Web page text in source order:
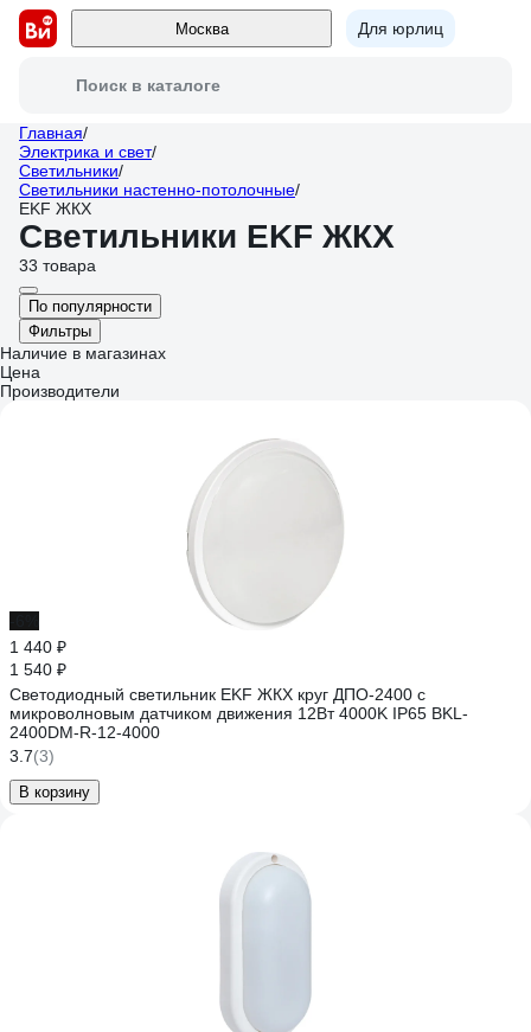
Москва Для юрлиц
Поиск в каталоге
Главная/
Электрика и свет/
Светильники/
Светильники настенно-потолочные/
EKF ЖКХ
Светильники EKF ЖКХ
33 товара
По популярности
Фильтры
Наличие в магазинах
Цена
Производители
1 440 ₽
1 540 ₽
Светодиодный светильник EKF ЖКХ круг ДПО-2400 с
микроволновым датчиком движения 12Вт 4000K IP65 BKL-
2400DM-R-12-4000
3.7(3)
В корзину